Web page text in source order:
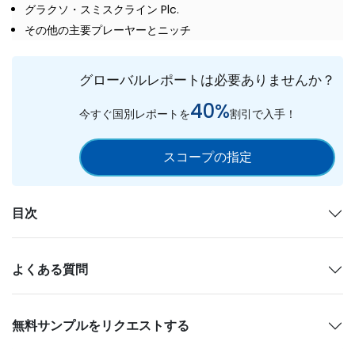
グラクソ・スミスクライン Plc.
その他の主要プレーヤーとニッチ
グローバルレポートは必要ありませんか？
今すぐ国別レポートを40%割引で入手！
スコープの指定
目次
よくある質問
無料サンプルをリクエストする